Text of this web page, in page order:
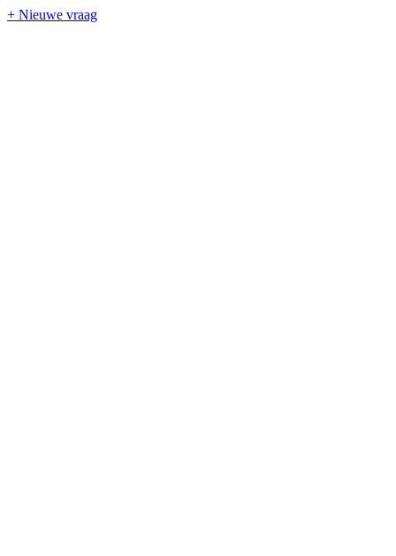
+ Nieuwe vraag